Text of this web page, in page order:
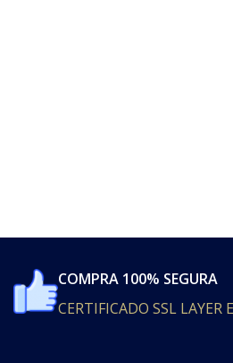
COMPRA 100% SEGURA
CERTIFICADO SSL LAYER